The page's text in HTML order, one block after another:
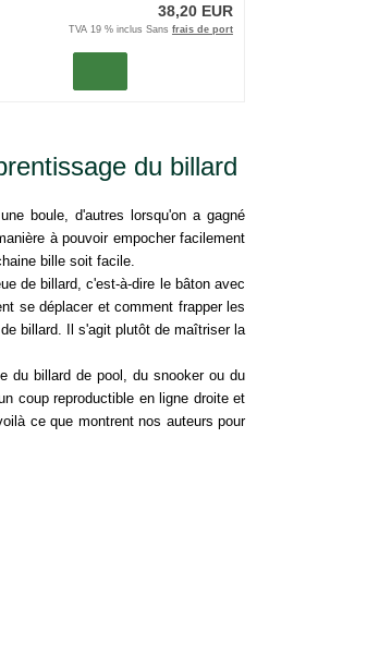
38,20 EUR
TVA 19 % inclus Sans frais de port
du billard
boule, d'autres lorsqu'on a gagné
à pouvoir empocher facilement
bille soit facile.
de billard, c'est-à-dire le bâton avec
se déplacer et comment frapper les
billard. Il s'agit plutôt de maîtriser la
du billard de pool, du snooker ou du
coup reproductible en ligne droite et
ce que montrent nos auteurs pour